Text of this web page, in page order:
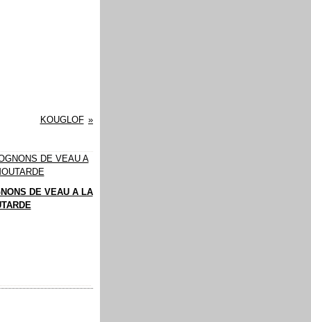
KOUGLOF
DE VEAU A LA